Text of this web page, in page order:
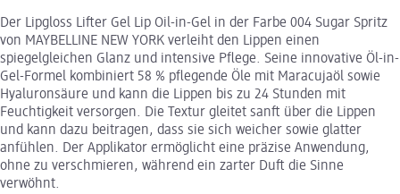
Der Lipgloss Lifter Gel Lip Oil-in-Gel in der Farbe 004 Sugar Spritz
von MAYBELLINE NEW YORK verleiht den Lippen einen
spiegelgleichen Glanz und intensive Pflege. Seine innovative Öl-in-
Gel-Formel kombiniert 58 % pflegende Öle mit Maracujaöl sowie
Hyaluronsäure und kann die Lippen bis zu 24 Stunden mit
Feuchtigkeit versorgen. Die Textur gleitet sanft über die Lippen
und kann dazu beitragen, dass sie sich weicher sowie glatter
anfühlen. Der Applikator ermöglicht eine präzise Anwendung,
ohne zu verschmieren, während ein zarter Duft die Sinne
verwöhnt.